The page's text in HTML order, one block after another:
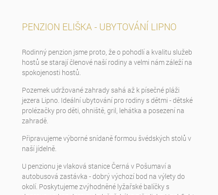
PENZION ELIŠKA - UBYTOVÁNÍ LIPNO
Rodinný penzion jsme proto, že o pohodlí a kvalitu služeb
hostů se starají členové naší rodiny a velmi nám záleží na
spokojenosti hostů.
Pozemek udržované zahrady sahá až k písečné pláži
jezera Lipno. Ideální ubytování pro rodiny s dětmi - dětské
prolézačky pro děti, ohniště, gril, lehátka a posezení na
zahradě.
Připravujeme výborné snídaně formou švédských stolů v
naší jídelně.
U penzionu je vlaková stanice Černá v Pošumaví a
autobusová zastávka - dobrý výchozí bod na výlety do
okolí. Poskytujeme zvýhodněné lyžařské balíčky s